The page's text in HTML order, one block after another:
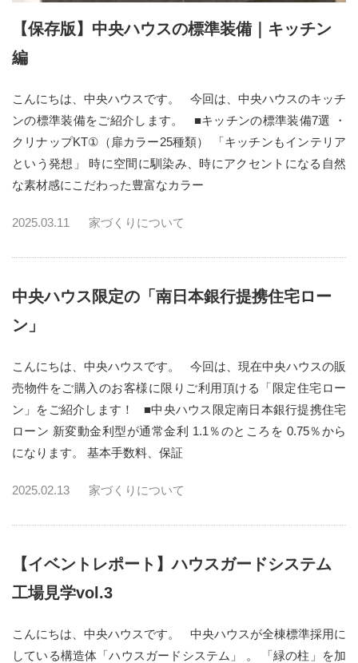
【保存版】中央ハウスの標準装備｜キッチン
編
こんにちは、中央ハウスです。 今回は、中央ハウスのキッチ
ンの標準装備をご紹介します。 ■キッチンの標準装備7選 ・
クリナップKT①（扉カラー25種類） 「キッチンもインテリア
という発想」 時に空間に馴染み、時にアクセントになる自然
な素材感にこだわった豊富なカラー
2025.03.11 家づくりについて
中央ハウス限定の「南日本銀行提携住宅ロー
ン」
こんにちは、中央ハウスです。 今回は、現在中央ハウスの販
売物件をご購入のお客様に限りご利用頂ける「限定住宅ロー
ン」をご紹介します！ ■中央ハウス限定南日本銀行提携住宅
ローン 新変動金利型が通常金利 1.1％のところを 0.75％から
になります。 基本手数料、保証
2025.02.13 家づくりについて
【イベントレポート】ハウスガードシステム
工場見学vol.3
こんにちは、中央ハウスです。 中央ハウスが全棟標準採用に
している構造体「ハウスガードシステム」 。 「緑の柱」を加